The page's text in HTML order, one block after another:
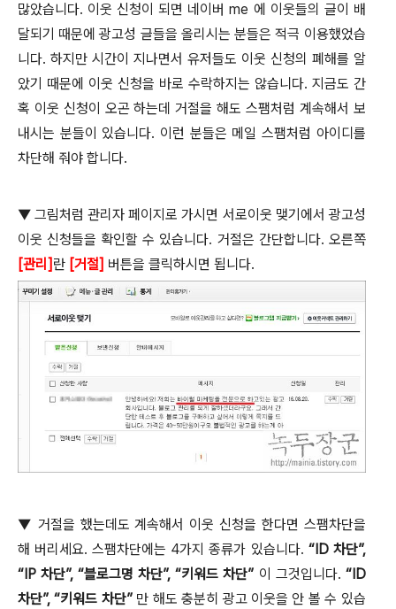
많았습니다. 이웃 신청이 되면 네이버 me 에 이웃들의 글이 배
달되기 때문에 광고성 글들을 올리시는 분들은 적극 이용했었습
니다. 하지만 시간이 지나면서 유저들도 이웃 신청의 폐해를 알
았기 때문에 이웃 신청을 바로 수락하지는 않습니다. 지금도 간
혹 이웃 신청이 오곤 하는데 거절을 해도 스팸처럼 계속해서 보
내시는 분들이 있습니다. 이런 분들은 메일 스팸처럼 아이디를
차단해 줘야 합니다.
▼ 그림처럼 관리자 페이지로 가시면 서로이웃 맺기에서 광고성
이웃 신청들을 확인할 수 있습니다. 거절은 간단합니다. 오른쪽
[관리 ] 란 [거절] 버튼을 클릭하시면 됩니다.
▼ 거절을 했는데도 계속해서 이웃 신청을 한다면 스팸차단을
해 버리세요.스팸차단에는 4가지 종류가 있습니다. “ID 차단”,
“IP차단”, “블로그명 차단”, “키워드 차단” 이 그것입니다. “ID
차단”, “키워드 차단” 만 해도 충분히 광고 이웃을 안 볼 수 있습